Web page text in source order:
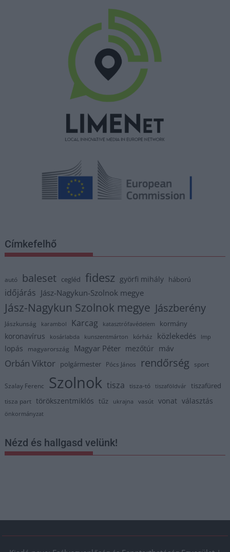
Címkefelhő
autó baleset cegléd fidesz györfi mihály háború
időjárás Jász-Nagykun-Szolnok megye
Jász-Nagykun Szolnok megye Jászberény
Jászkunság karambol Karcag katasztrófavédelem kormány
koronavírus kosárlabda kunszentmárton kórház közlekedés lmp
lopás magyarország Magyar Péter mezőtúr máv
Orbán Viktor polgármester Pócs János rendőrség sport
Szalay Ferenc Szolnok tisza tisza-tó tiszaföldvár tiszafüred
tisza part törökszentmiklós tűz ukrajna vasút vonat választás
önkormányzat
Nézd és hallgasd velünk!